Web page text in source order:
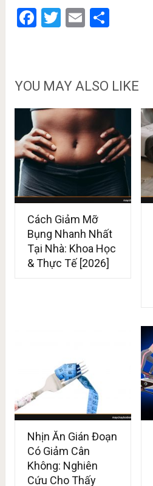
Facebook
Twitter
Email
YOU MAY ALSO LIKE
Cách Giảm Mỡ
Bụng Nhanh Nhất
Tại Nhà: Khoa Học
& Thực Tế [2026]
Nhịn Ăn Gián Đoạn
Có Giảm Cân
Không: Nghiên
Cứu Cho Thấy